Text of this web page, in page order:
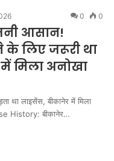
0 0
आसान!
के लिए जरूरी था
मिला अनोखा
था लाइसेंस, बीकानेर में मिला
History: बीकानेर…